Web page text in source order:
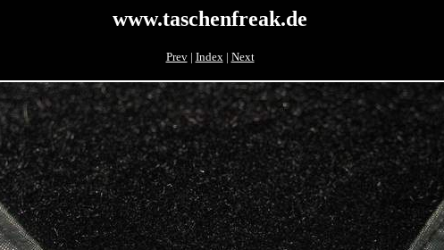
www.taschenfreak.de
Prev| Index| Next